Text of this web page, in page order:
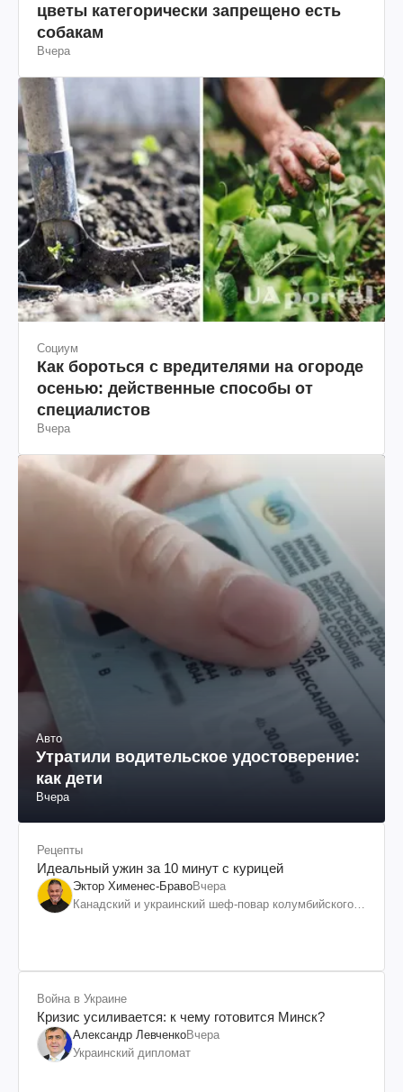
цветы категорически запрещено есть
собакам
Вчера
Социум
Как бороться с вредителями на огороде
осенью: действенные способы от
специалистов
Вчера
Авто
Утратили водительское удостоверение:
как дети
Вчера
Рецепты
Идеальный ужин за 10 минут с курицей
Эктор Хименес-БравоВчера
Канадский и украинский шеф-повар колумбийского
Война в Украине
Кризис усиливается: к чему готовится Минск?
Александр ЛевченкоВчера
Украинский дипломат